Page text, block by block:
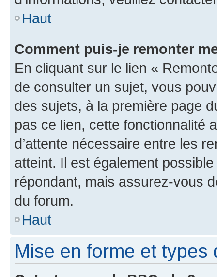
Haut
Comment puis-je remonter
En cliquant sur le lien «
de consulter un sujet, vous
des sujets, à la première page
pas ce lien, cette fonctionnalité
d’attente nécessaire entre les
atteint. Il est également
répondant, mais assurez-vous
du forum.
Haut
Mise en forme et types